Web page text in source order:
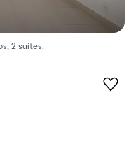
2 suítes.